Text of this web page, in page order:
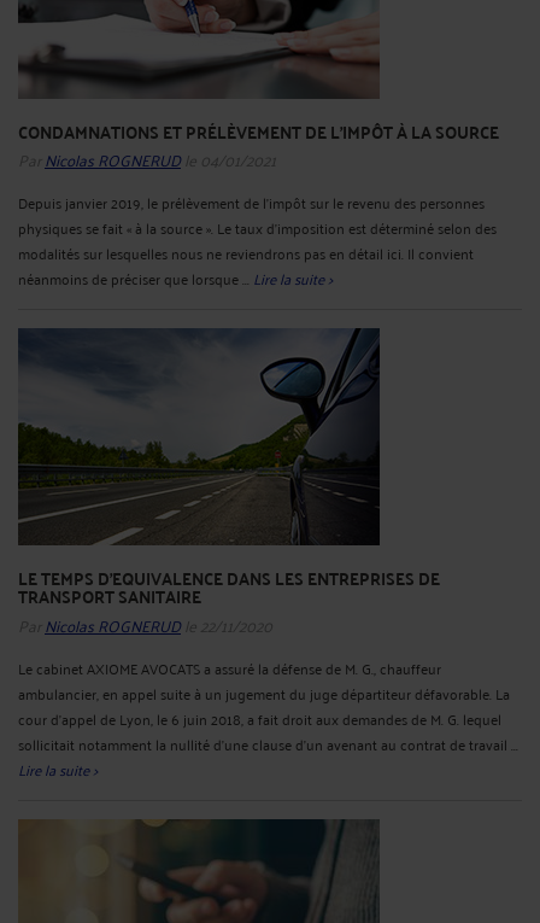
CONDAMNATIONS ET PRÉLÈVEMENT DE L'IMPÔT À LA SOURCE
Par Nicolas ROGNERUDle 04/01/2021
Depuis janvier 2019, le prélèvement de l’impôt sur le revenu des personnes
physiques se fait « à la source ». Le taux d’imposition est déterminé selon des
modalités sur lesquelles nous ne reviendrons pas en détail ici. Il convient
néanmoins de préciser que lorsque ... Lire la suite >
LE TEMPS D'EQUIVALENCE DANS LES ENTREPRISES DE
TRANSPORT SANITAIRE
Par Nicolas ROGNERUDle 22/11/2020
Le cabinet AXIOME AVOCATS a assuré la défense de M. G., chauffeur
ambulancier, en appel suite à un jugement du juge départiteur défavorable. La
cour d’appel de Lyon, le 6 juin 2018, a fait droit aux demandes de M. G. lequel
sollicitait notamment la nullité d’une clause d’un avenant au contrat de travail ...
Lire la suite >